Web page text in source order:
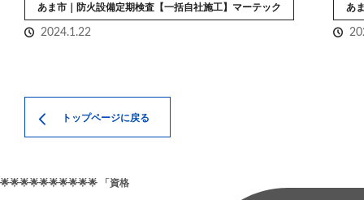
あま市｜防火設備定期検査【一括自社施工】マーテック
2024.1.22
あ
トップページに戻る
🌟🌟🌟🌟🌟🌟🌟🌟🌟🌟 「資格